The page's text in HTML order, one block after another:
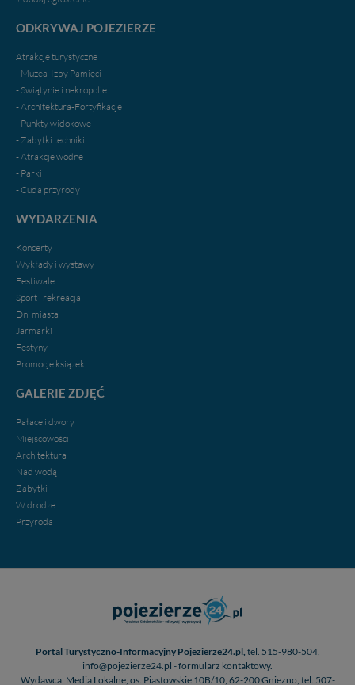
ODKRYWAJ POJEZIERZE
Atrakcje turystyczne
- Muzea-Izby Pamięci
- Świątynie i nekropolie
- Architektura-Fortyfikacje
- Punkty widokowe
- Zabytki techniki
- Atrakcje wodne
- Parki
- Cuda przyrody
WYDARZENIA
Koncerty
Wykłady i wystawy
Festiwale
Sport i rekreacja
Dni miasta
Jarmarki
Festyny
Promocje ksiązek
GALERIE ZDJĘĆ
Pałace i dwory
Miejscowości
Architektura
Nad wodą
Zabytki
W drodze
Przyroda
Portal Turystyczno-Informacyjny Pojezierze24.pl, tel. 515-980-504,
info@pojezierze24.pl - formularz kontaktowy.
Wydawca: Media Lokalne, os. Piastowskie 10B/10, 62-200 Gniezno, tel. 507-
Abyśmy nadal mogli to robić, potrzebujemy Twojej
dostosować do Twoich preferencji. Twoje dane (w tym
pliki cookies) będą zapisywane w celu usprawnienia
serwisu (zapamiętywanie pozycji na mapach, ostatnie
wyszukania, ulubione miejsca, logowania, itp).
Bezpieczeństwo Twoich danych jest dla nas
priorytetowe, bez poinformowania Ciebie nie będziemy
zmieniać zakresu naszych uprawnień. Twoje dane są u
informacji uzyskach w naszej
Klikając znak X lub przycisk PRZEJDŹ DO SERWISU
Nasz serwis nie wykorzystuje oraz nie udostępnia
Twoich danych innym podmiotom oraz osobom
Twoich danych jest elementem usługi (przekazanie
danych z formularza kontaktowego, przekazanie danych
w przypadku rezerwacji usług typu: nocleg, czartery,
itp). Więcej informacji o zasadach i funkcjonalności
serwisu w
Administratorem Twoich danych jest firma: Media
Piastowskim 10B/10. Możesz z nami skontaktować się
za pośrednictwem tej
W każdej chwili możesz: zażądać dostępu do swoich
danych, zażądać ich poprawienia lub usunięcia,
zabronić ich przetwarzania. Pamiętaj jednak, że nie
zawsze jest możliwe techniczne zrealizowanie Twoich
tych plików - w pewnych przypadkach nie możemy tego
Pojezierze Gnieźnieńskie - odkrywaj i wypoczywaj...
Pojezierze Gnieźnieńskie - na weekend, wycieczkę,
wakacje...